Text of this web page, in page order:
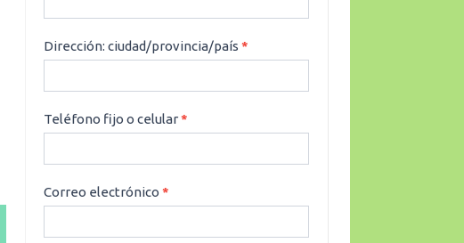
Dirección: ciudad/provincia/país*
Teléfono fijo o celular*
Correo electrónico*